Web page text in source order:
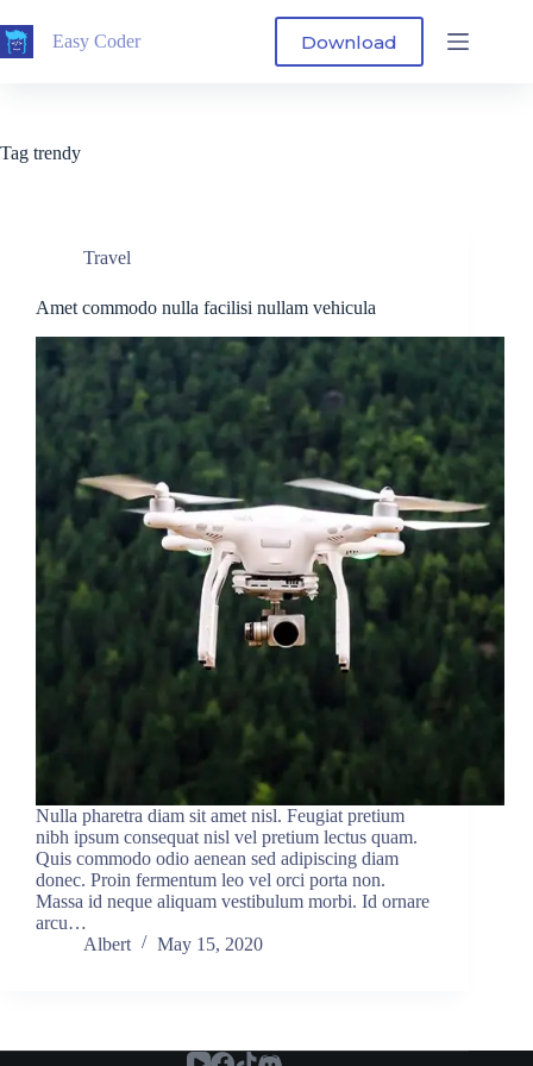
to
content
Easy Coder Download
Tag trendy
Travel
Amet commodo nulla facilisi nullam vehicula
Nulla pharetra diam sit amet nisl. Feugiat pretium
nibh ipsum consequat nisl vel pretium lectus quam.
Quis commodo odio aenean sed adipiscing diam
donec. Proin fermentum leo vel orci porta non.
Massa id neque aliquam vestibulum morbi. Id ornare
arcu…
Albert
May 15, 2020